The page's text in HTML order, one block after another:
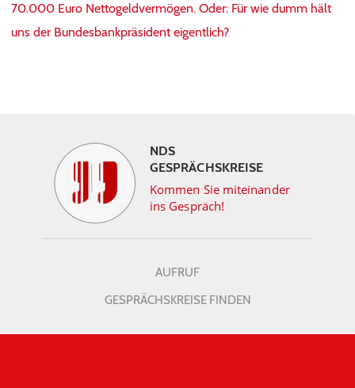
70.000 Euro Nettogeldvermögen. Oder: Für wie dumm hält
uns der Bundesbankpräsident eigentlich?
NDS
GESPRÄCHSKREISE
Kommen Sie miteinander
ins Gespräch!
AUFRUF
GESPRÄCHSKREISE FINDEN